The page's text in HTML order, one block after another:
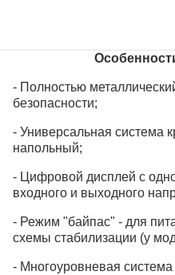
- Полностью
безопасности;
- Универсальная система
напольный;
- Цифровой дисплей с
входного и выходного
- Режим "байпас" - для
схемы стабилизации (у
- Многоуровневая